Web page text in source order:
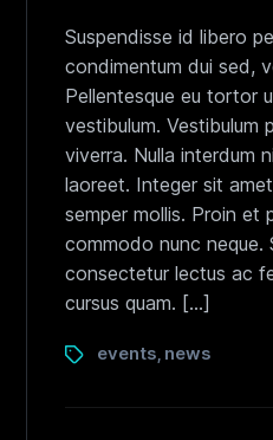
Suspendisse id libero
condimentum dui sed,
Pellentesque eu tortor
vestibulum. Vestibulum
viverra. Nulla interdum
laoreet. Integer sit
semper mollis. Proin et
commodo nunc neque.
consectetur lectus ac
cursus quam. […]
events news